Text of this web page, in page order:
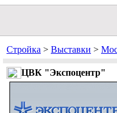
Стройка > Выставки >
ЦВК "Экспоцентр"